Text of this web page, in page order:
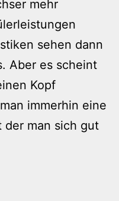
mehr
sehen dann
Aber es scheint
Kopf
immerhin eine
der man sich gut